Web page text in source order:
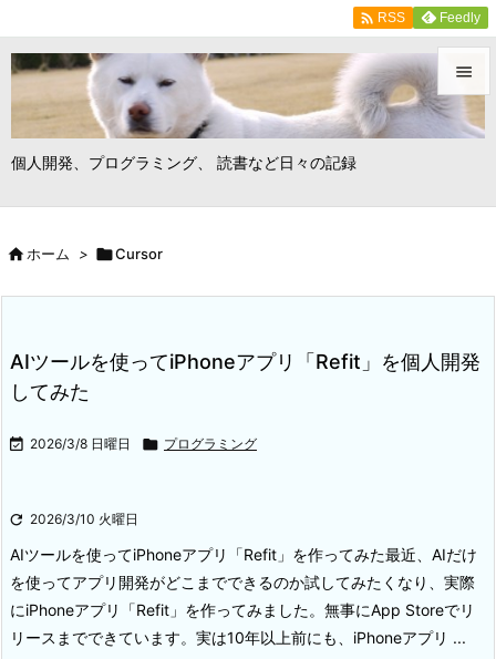
個人開発、プログラミング、 読書など日々の記録


メニュ
検索
 RSS Feedly
ホーム > Cursor
AIツールを使ってiPhoneアプリ「Refit」を個人開発
してみた
 2026/3/8 日曜日  プログラミング
 2026/3/10 火曜日
AIツールを使ってiPhoneアプリ「Refit」を作ってみた最近、AIだけ
を使ってアプリ開発がどこまでできるのか試してみたくなり、実際
にiPhoneアプリ「Refit」を作ってみました。無事にApp Storeでリ
リースまでできています。 実は10年以上前にも、iPhoneアプリ ...